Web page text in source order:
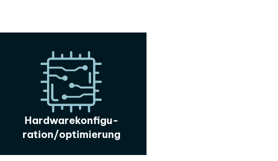
Hardwarekonfigu-
ration/optimierung